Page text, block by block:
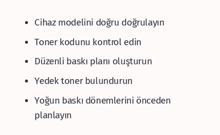
Cihaz modelini doğru doğrulayın
Toner kodunu kontrol edin
Düzenli baskı planı oluşturun
Yedek toner bulundurun
Yoğun baskı dönemlerini önceden
planlayın